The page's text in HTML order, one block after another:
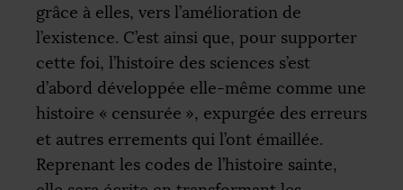
grâce à elles, vers l’amélioration de
l’existence. C’est ainsi que, pour supporter
cette foi, l’histoire des sciences s’est
d’abord développée elle-même comme une
histoire « censurée », expurgée des erreurs
et autres errements qui l’ont émaillée.
Reprenant les codes de l’histoire sainte,